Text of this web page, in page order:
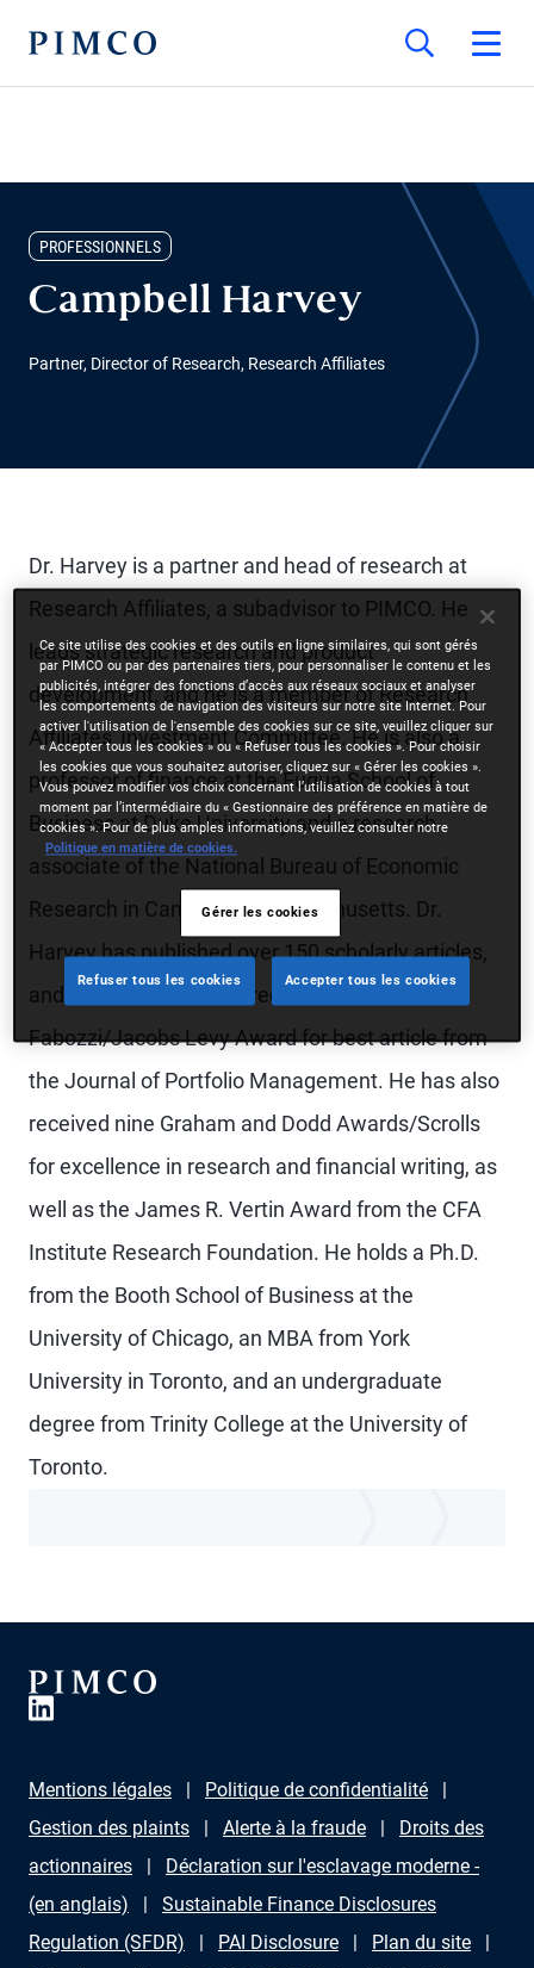
PROFESSIONNELS
Campbell Harvey
Partner, Director of Research, Research Affiliates
Dr. Harvey is a partner and head of research at
Research Affiliates, a subadvisor to PIMCO. He
leads strategic research and product
development, and he is a member of Research
Affiliates' Investment Committee. He is also a
professor of finance at the Fuqua School of
Business at Duke University and a research
associate of the National Bureau of Economic
Research in Cambridge, Massachusetts. Dr.
Harvey has published over 150 scholarly articles,
and three times he has received the Bernstein
Fabozzi/Jacobs Levy Award for best article from
the Journal of Portfolio Management. He has also
received nine Graham and Dodd Awards/Scrolls
for excellence in research and financial writing, as
well as the James R. Vertin Award from the CFA
Institute Research Foundation. He holds a Ph.D.
from the Booth School of Business at the
University of Chicago, an MBA from York
University in Toronto, and an undergraduate
degree from Trinity College at the University of
Toronto.
Mentions légales
Politique de confidentialité
Gestion des plaints
Alerte à la fraude
Droits des
actionnaires
Déclaration sur l'esclavage moderne -
(en anglais)
Sustainable Finance Disclosures
Regulation (SFDR)
PAI Disclosure
Plan du site
Ce site utilise des cookies et des outils en ligne similaires, qui sont gérés
par PIMCO ou par des partenaires tiers, pour personnaliser le contenu et les
publicités, intégrer des fonctions d’accès aux réseaux sociaux et analyser
les comportements de navigation des visiteurs sur notre site Internet. Pour
activer l'utilisation de l'ensemble des cookies sur ce site, veuillez cliquer sur
« Accepter tous les cookies » ou « Refuser tous les cookies ». Pour choisir
les cookies que vous souhaitez autoriser, cliquez sur « Gérer les cookies ».
Vous pouvez modifier vos choix concernant l’utilisation de cookies à tout
moment par l’intermédiaire du « Gestionnaire des préférence en matière de
cookies ». Pour de plus amples informations, veuillez consulter notre
Politique en matière de cookies.
Gérer les cookies
Refuser tous les cookies Accepter tous les cookies